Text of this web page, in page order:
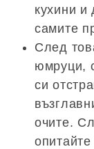
кухини и
самите
След
юмруци,
си
очите.